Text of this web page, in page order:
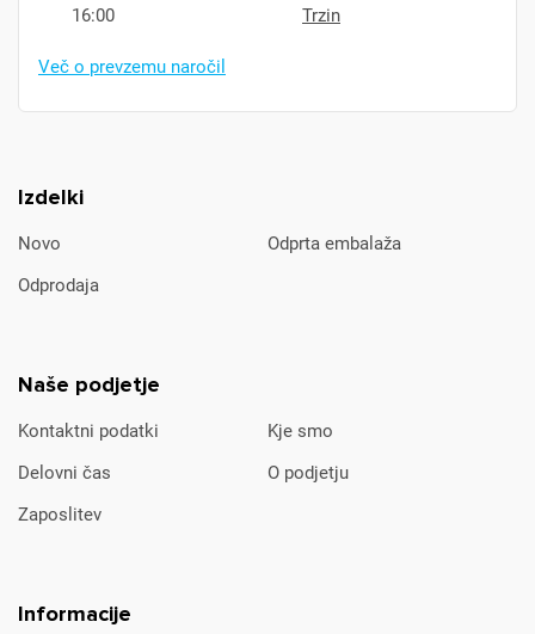
Izdelki
Novo
Odprta embalaža
Odprodaja
Naše podjetje
Kontaktni podatki
Kje smo
Delovni čas
O podjetju
Zaposlitev
Informacije
16:00
Trzin
Več o prevzemu naročil